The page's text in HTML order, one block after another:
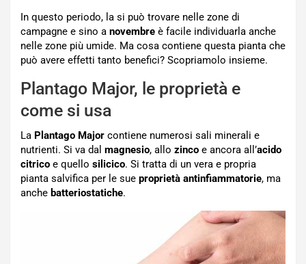
In questo periodo, la si può trovare nelle zone di
campagne e sino a novembre è facile individuarla anche
nelle zone più umide. Ma cosa contiene questa pianta che
può avere effetti tanto benefici? Scopriamolo insieme.
Plantago Major, le proprietà e
come si usa
La Plantago Major contiene numerosi sali minerali e
nutrienti. Si va dal magnesio, allo zinco e ancora all’acido
citrico e quello silicico. Si tratta di un vera e propria
pianta salvifica per le sue proprietà antinfiammatorie, ma
anche batteriostatiche.